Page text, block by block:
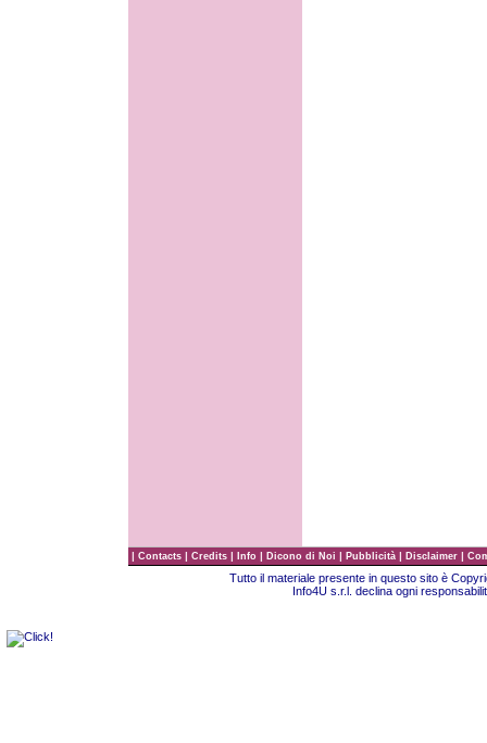
| Contacts | Credits | Info | Dicono di Noi | Pubblicità | Disclaimer |
Tutto il materiale presente in questo sito è
Info4U s.r.l. declina ogni